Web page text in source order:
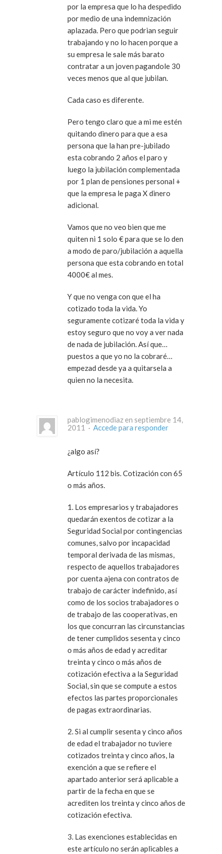
por la empresa que lo ha despedido
por medio de una indemnización
aplazada. Pero que podrian seguir
trabajando y no lo hacen porque a
su empresa le sale más barato
contratar a un joven pagandole 30
veces menos que al que jubilan.
Cada caso es diferente.
Pero tengo claro que a mi me estén
quitando dinero para que a esa
persona que la han pre-jubilado
esta cobrando 2 años el paro y
luego la jubilación complementada
por 1 plan de pensiones personal +
que la empresa le paga X dinero
adicional.
Vamos que no veo bien que me
quiten ni 1 solo € para que se lo den
a modo de paro/jubilación a aquella
persona que esta cobrando en total
4000€ al mes.
Y que no venga con que el ha
cotizado toda la vida. Yo
seguramente cotizaré toda la vida y
estoy seguro que no voy a ver nada
de nada de jubilación. Así que…
puestos a que yo no la cobraré…
empezad desde ya a quitarsela a
quien no la necesita.
pablogimenodiaz en septiembre 14,
2011 · Accede para responder
¿algo así?
Artículo 112 bis. Cotización con 65
o más años.
1. Los empresarios y trabajadores
quedarán exentos de cotizar a la
Seguridad Social por contingencias
comunes, salvo por incapacidad
temporal derivada de las mismas,
respecto de aquellos trabajadores
por cuenta ajena con contratos de
trabajo de carácter indefinido, así
como de los socios trabajadores o
de trabajo de las cooperativas, en
los que concurran las circunstancias
de tener cumplidos sesenta y cinco
o más años de edad y acreditar
treinta y cinco o más años de
cotización efectiva a la Seguridad
Social, sin que se compute a estos
efectos las partes proporcionales
de pagas extraordinarias.
2. Si al cumplir sesenta y cinco años
de edad el trabajador no tuviere
cotizados treinta y cinco años, la
exención a que se refiere el
apartado anterior será aplicable a
partir de la fecha en que se
acrediten los treinta y cinco años de
cotización efectiva.
3. Las exenciones establecidas en
este artículo no serán aplicables a